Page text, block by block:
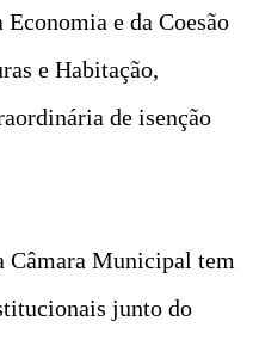
Economia e da Coesão
e Habitação,
de isenção
Câmara Municipal tem
junto do